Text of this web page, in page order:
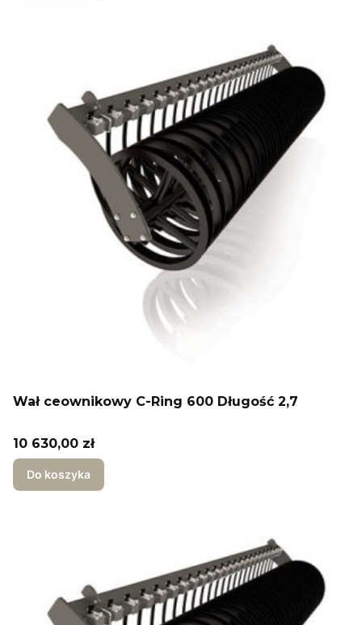
Wał ceownikowy C-Ring 600 Długość 2,7
Cena
10 630,00 zł
Do koszyka